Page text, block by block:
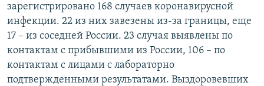
зарегистрировано 168 случаев коронавирусной
инфекции. 22 из них завезены из-за границы, еще
17 – из соседней России. 23 случая выявлены по
контактам с прибывшими из России, 106 – по
контактам с лицами с лабораторно
подтвержденными результатами. Выздоровевших